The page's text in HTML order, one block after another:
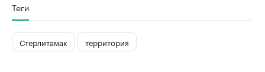
Теги
Стерлитамак территория